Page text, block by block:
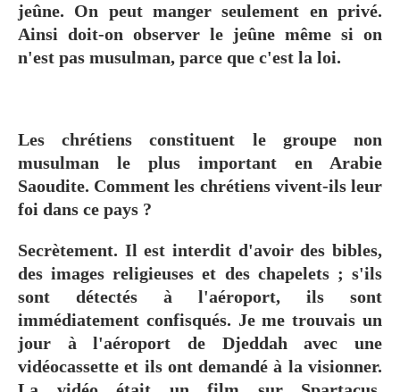
jeûne. On peut manger seulement en privé.
Ainsi doit-on observer le jeûne même si on
n'est pas musulman, parce que c'est la loi.
Les chrétiens constituent le groupe non
musulman le plus important en Arabie
Saoudite. Comment les chrétiens vivent-ils leur
foi dans ce pays ?
Secrètement. Il est interdit d'avoir des bibles,
des images religieuses et des chapelets ; s'ils
sont détectés à l'aéroport, ils sont
immédiatement confisqués. Je me trouvais un
jour à l'aéroport de Djeddah avec une
vidéocassette et ils ont demandé à la visionner.